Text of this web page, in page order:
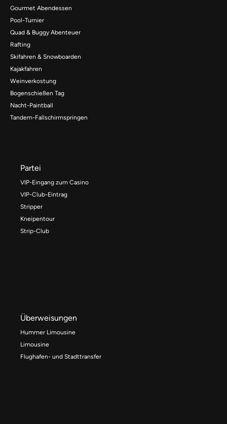
Gourmet Abendessen
Pool-Turnier
Quad & Buggy Abenteuer
Rafting
Skifahren & Snowboarden
Kajakfahren
Weinverkostung
Bogenschießen Tag
Nacht-Paintball
Tandem-Fallschirmspringen
Partei
VIP-Eingang zum Casino
VIP-Club-Eintrag
Stripper
Kneipentour
Strip-Club
Überweisungen
Hummer Limousine
Limousine
Flughafen- und Stadttransfer